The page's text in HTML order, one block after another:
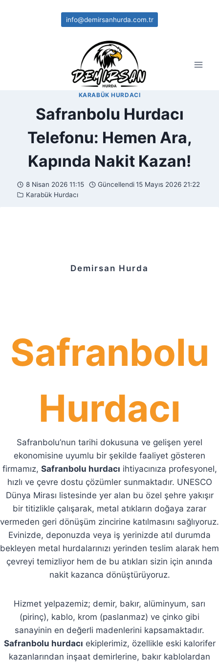
info@demirsanhurda.com.tr
KARABÜK HURDACI
Safranbolu Hurdacı
Telefonu: Hemen Ara,
Kapında Nakit Kazan!
8 Nisan 2026 11:15 Güncellendi 15 Mayıs 2026 21:22
Karabük Hurdacı
Demirsan Hurda
Safranbolu
Hurdacı
Safranbolu’nun tarihi dokusuna ve gelişen yerel
ekonomisine uyumlu bir şekilde faaliyet gösteren
firmamız, Safranbolu hurdacı ihtiyacınıza profesyonel,
hızlı ve çevre dostu çözümler sunmaktadır. UNESCO
Dünya Mirası listesinde yer alan bu özel şehre yakışır
bir titizlikle çalışarak, metal atıkların doğaya zarar
vermeden geri dönüşüm zincirine katılmasını sağlıyoruz.
Evinizde, deponuzda veya iş yerinizde atıl durumda
bekleyen metal hurdalarınızı yerinden teslim alarak hem
çevreyi temizliyor hem de bu atıkları sizin için anında
nakit kazanca dönüştürüyoruz.
Hizmet yelpazemiz; demir, bakır, alüminyum, sarı
(pirinç), kablo, krom (paslanmaz) ve çinko gibi
sanayinin en değerli madenlerini kapsamaktadır.
Safranbolu hurdacı ekiplerimiz, özellikle eski kalorifer
kazanlarından inşaat demirlerine, bakır kablolardan